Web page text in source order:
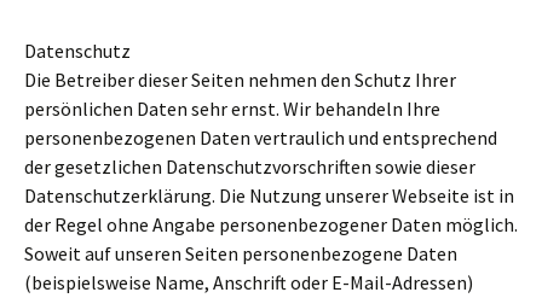
Datenschutz
Die Betreiber dieser Seiten nehmen den Schutz Ihrer
persönlichen Daten sehr ernst. Wir behandeln Ihre
personenbezogenen Daten vertraulich und entsprechend
der gesetzlichen Datenschutzvorschriften sowie dieser
Datenschutzerklärung. Die Nutzung unserer Webseite ist in
der Regel ohne Angabe personenbezogener Daten möglich.
Soweit auf unseren Seiten personenbezogene Daten
(beispielsweise Name, Anschrift oder E-Mail-Adressen)